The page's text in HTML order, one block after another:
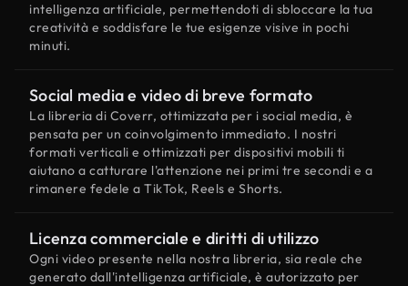
intelligenza artificiale, permettendoti di sbloccare la tua
creatività e soddisfare le tue esigenze visive in pochi
minuti.
Social media e video di breve formato
La libreria di Coverr, ottimizzata per i social media, è
pensata per un coinvolgimento immediato. I nostri
formati verticali e ottimizzati per dispositivi mobili ti
aiutano a catturare l'attenzione nei primi tre secondi e a
rimanere fedele a TikTok, Reels e Shorts.
Licenza commerciale e diritti di utilizzo
Ogni video presente nella nostra libreria, sia reale che
generato dall'intelligenza artificiale, è autorizzato per